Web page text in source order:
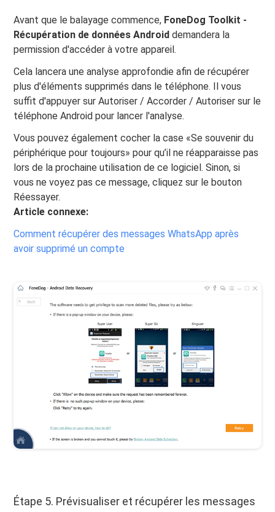
Avant que le balayage commence, FoneDog Toolkit -
Récupération de données Android demandera la
permission d'accéder à votre appareil.
Cela lancera une analyse approfondie afin de récupérer
plus d'éléments supprimés dans le téléphone. Il vous
suffit d'appuyer sur Autoriser / Accorder / Autoriser sur le
téléphone Android pour lancer l'analyse.
Vous pouvez également cocher la case «Se souvenir du
périphérique pour toujours» pour qu’il ne réapparaisse pas
lors de la prochaine utilisation de ce logiciel. Sinon, si
vous ne voyez pas ce message, cliquez sur le bouton
Réessayer.
Article connexe:
Comment récupérer des messages WhatsApp après
avoir supprimé un compte
Étape 5. Prévisualiser et récupérer les messages